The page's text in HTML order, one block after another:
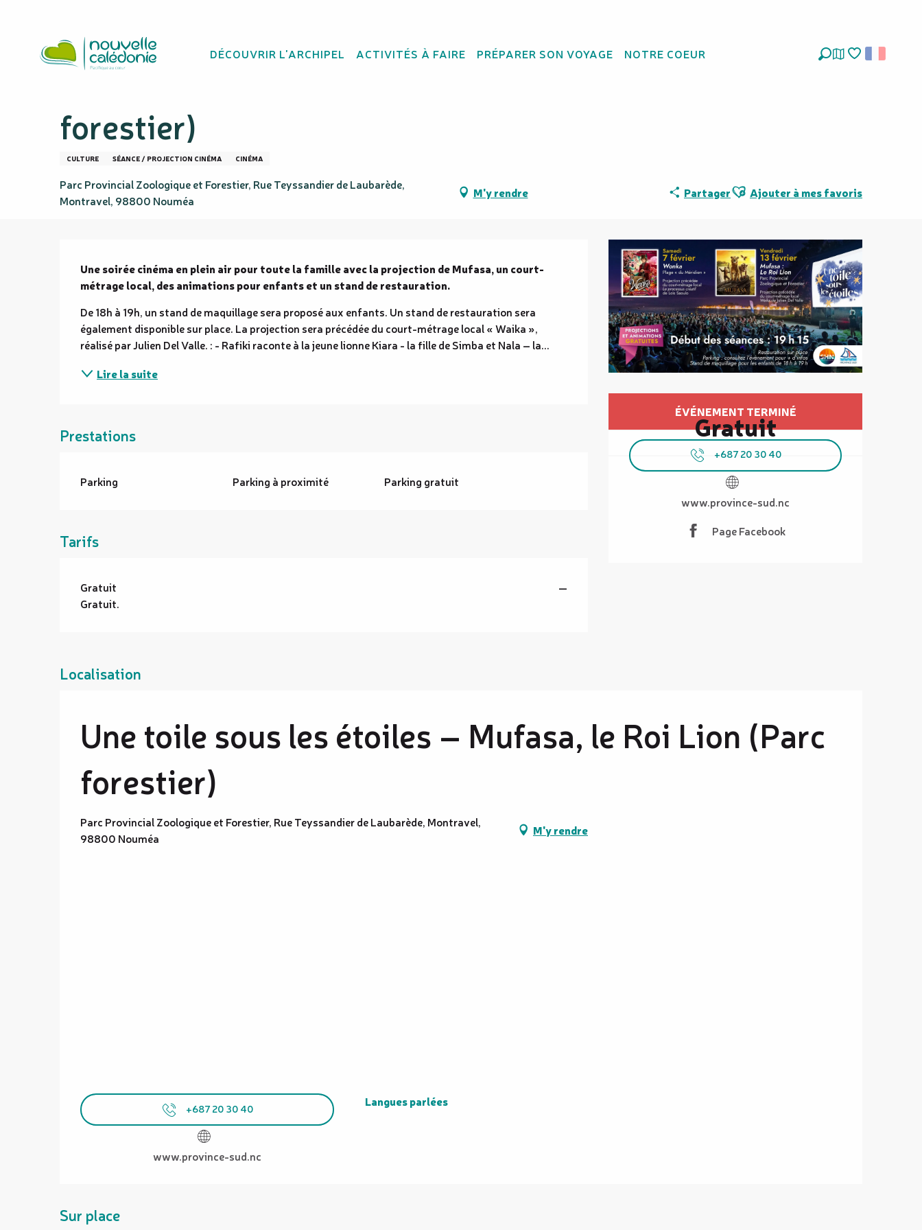
principal
DÉCOUVRIR L'ARCHIPEL ACTIVITÉS À FAIRE PRÉPARER SON VOYAGE NOTRE COEUR
Une toile sous les étoiles – Mufasa, le Roi Lion (Parc
forestier)
CULTURE SÉANCE / PROJECTION CINÉMA CINÉMA
Parc Provincial Zoologique et Forestier, Rue Teyssandier de Laubarède,
Montravel, 98800 Nouméa
M'y rendre PartagerAjouter aux favoris
Ajouter à mes favoris
Ouverture et coordonnées
ÉVÉNEMENT TERMINÉ
Gratuit
+687 20 30 40
www.province-sud.nc
Page Facebook
Description
Une soirée cinéma en plein air pour toute la famille avec la projection de Mufasa, un court-
métrage local, des animations pour enfants et un stand de restauration.
De 18h à 19h, un stand de maquillage sera proposé aux enfants. Un stand de restauration sera
également disponible sur place. La projection sera précédée du court-métrage local « Waika »,
réalisé par Julien Del Valle. : - Rafiki raconte à la jeune lionne Kiara - la fille de Simba et Nala – la...
Lire la suite
Prestations
Parking Parking à proximité Parking gratuit
Tarifs
Gratuit
—
Gratuit.
Localisation
Une toile sous les étoiles – Mufasa, le Roi Lion (Parc
forestier)
Parc Provincial Zoologique et Forestier, Rue Teyssandier de Laubarède, Montravel,
98800 Nouméa
M'y rendre
+687 20 30 40
www.province-sud.nc
Langues parlées
Langues parlées
Sur place